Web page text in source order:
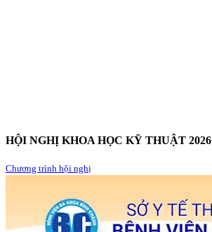
HỘI NGHỊ KHOA HỌC KỸ THUẬT 2026
Chương trình hội nghị